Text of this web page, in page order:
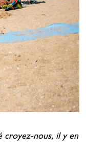
croyez-nous, il y en